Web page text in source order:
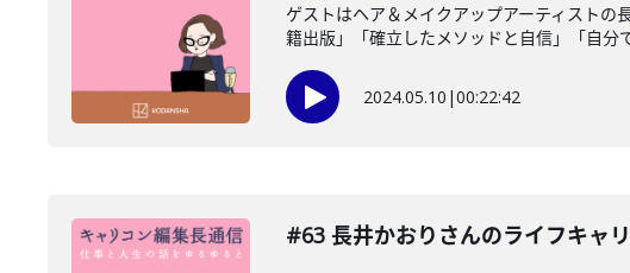
ゲストはヘア＆メイクアップアーティスト
籍出版」「確立したメソッドと自信」「自分
2024.05.10 |00:22:42
#63 長井かおりさんのライフキャ